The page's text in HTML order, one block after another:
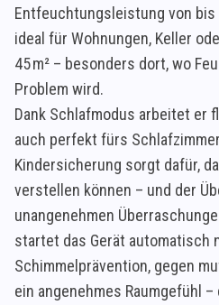
Entfeuchtungsleistung von bis
ideal für Wohnungen, Keller
45 m² – besonders dort, wo
Problem wird.
Dank Schlafmodus arbeitet er
auch perfekt fürs
Kindersicherung sorgt dafür,
verstellen können – und der
unangenehmen
startet das Gerät automatisch
Schimmelprävention, gegen
ein angenehmes Raumgefühl